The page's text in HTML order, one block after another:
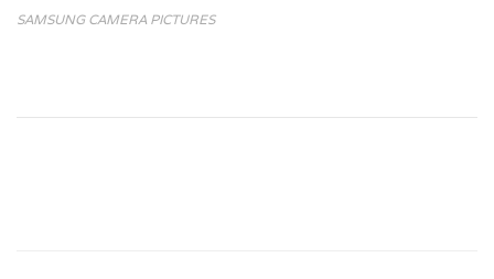
SAMSUNG CAMERA PICTURES